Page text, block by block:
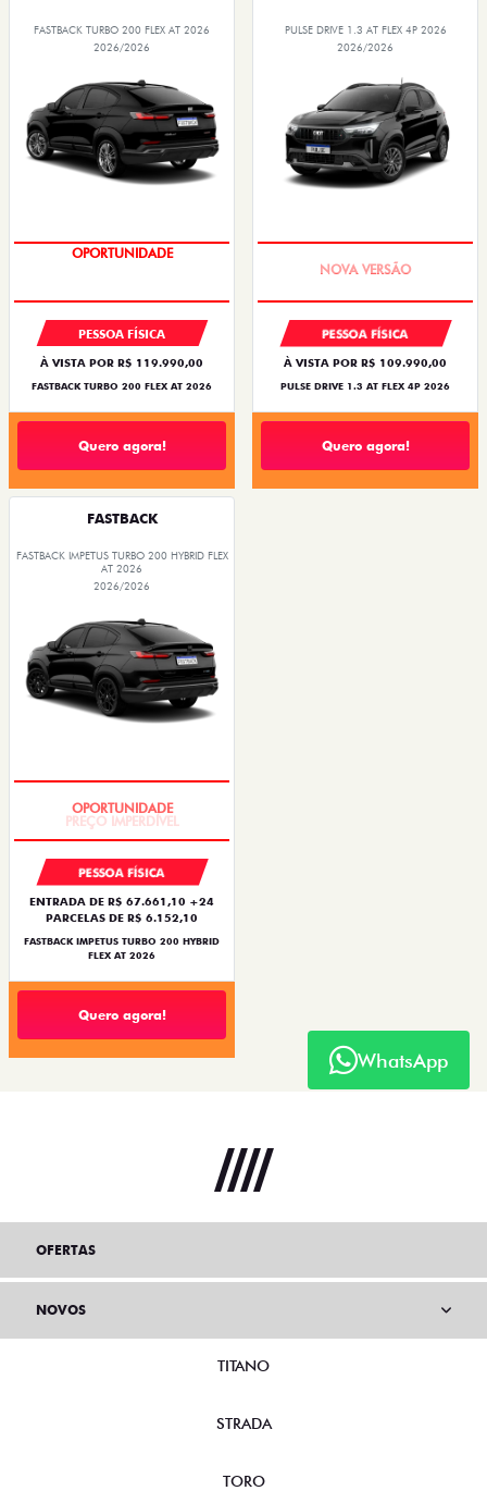
FASTBACK TURBO 200 FLEX AT 2026
2026/2026
OPORTUNIDADE
PESSOA FÍSICA
À VISTA POR R$ 119.990,00
FASTBACK TURBO 200 FLEX AT 2026
Quero agora!
PULSE DRIVE 1.3 AT FLEX 4P 2026
2026/2026
PESSOA FÍSICA
À VISTA POR R$ 109.990,00
PULSE DRIVE 1.3 AT FLEX 4P 2026
Quero agora!
FASTBACK
FASTBACK IMPETUS TURBO 200 HYBRID FLEX
AT 2026
2026/2026
PESSOA FÍSICA
ENTRADA DE R$ 67.661,10 +24
PARCELAS DE R$ 6.152,10
FASTBACK IMPETUS TURBO 200 HYBRID
FLEX AT 2026
Quero agora!
WhatsApp
OFERTAS
NOVOS
TITANO
STRADA
TORO